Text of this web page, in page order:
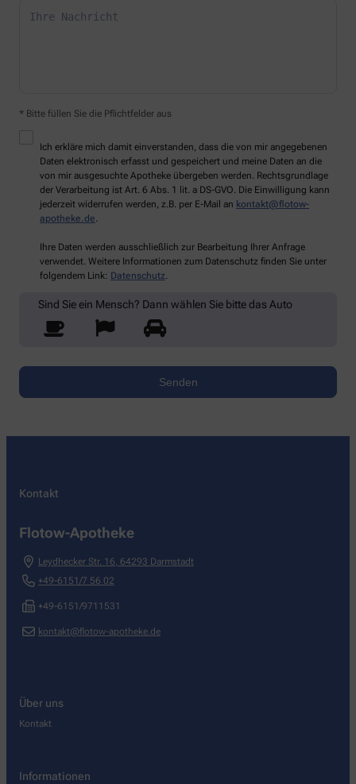
* Bitte füllen Sie die Pflichtfelder aus
Ich erkläre mich damit einverstanden, dass die von mir angegebenen
Daten elektronisch erfasst und gespeichert und meine Daten an die
von mir ausgesuchte Apotheke übergeben werden. Rechtsgrundlage
der Verarbeitung ist Art. 6 Abs. 1 lit. a DS-GVO. Die Einwilligung kann
jederzeit widerrufen werden, z.B. per E-Mail an kontakt@flotow-
apotheke.de.
Ihre Daten werden ausschließlich zur Bearbeitung Ihrer Anfrage
verwendet. Weitere Informationen zum Datenschutz finden Sie unter
folgendem Link: Datenschutz.
Sind Sie ein Mensch? Dann wählen Sie bittedas Auto
Kontakt
Flotow-Apotheke
Leydhecker Str. 16, 64293 Darmstadt
+49-6151/7 56 02
+49-6151/9711531
kontakt@flotow-apotheke.de
Über uns
Kontakt
Informationen